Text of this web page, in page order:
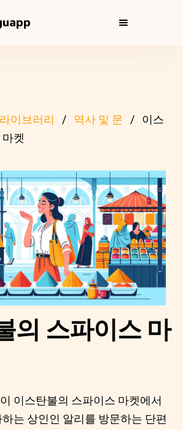
라이브러리 역사 및 문
이스
켓
의 스파이스 마
이스탄불의 스파이스 마켓에서
는 상인인 알리를 방문하는 단편